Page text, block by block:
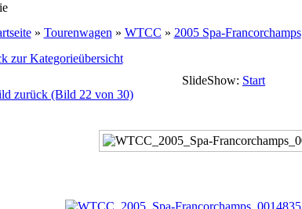
» Tourenwagen » WTCC » 2005 Spa-Francorchamps
zur Kategorieübersicht
SlideShow: Start
zurück (Bild 22 von 30)